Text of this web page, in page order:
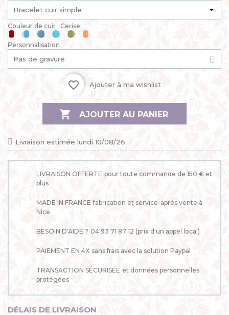
Couleur de cuir : Cerise
CeriseBleu
ciel
Bleu
jean
Bleu
lagon
Kaki Mandarine
Personnalisation
favorite_border Ajouter à ma wishlist
 AJOUTER AU PANIER
Livraison estimée lundi 10/08/26
LIVRAISON OFFERTE pour toute commande de 150 € et
plus
MADE IN FRANCE fabrication et service-après vente à
Nice
BESOIN D'AIDE ? 04 93 71 87 12 (prix d'un appel local)
PAIEMENT EN 4X sans frais avec la solution Paypal
TRANSACTION SÉCURISÉE et données personnelles
protégées
DÉLAIS DE LIVRAISON